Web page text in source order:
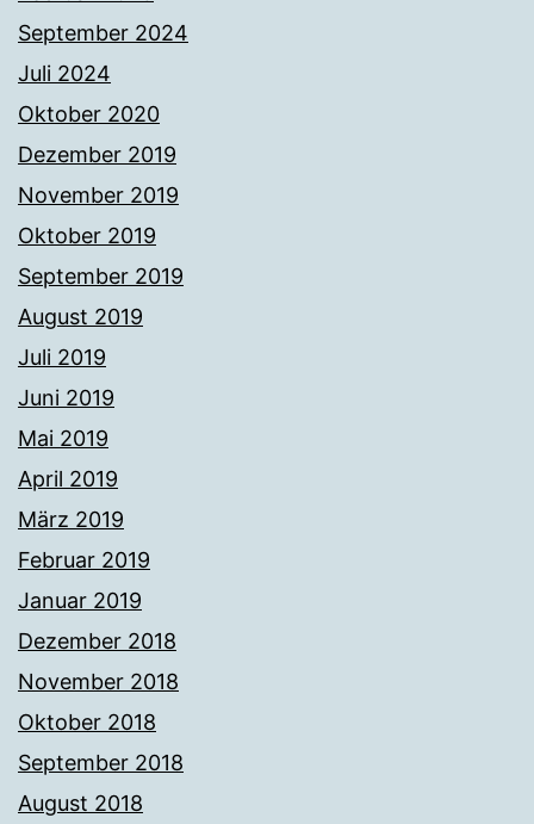
September 2024
Juli 2024
Oktober 2020
Dezember 2019
November 2019
Oktober 2019
September 2019
August 2019
Juli 2019
Juni 2019
Mai 2019
April 2019
März 2019
Februar 2019
Januar 2019
Dezember 2018
November 2018
Oktober 2018
September 2018
August 2018